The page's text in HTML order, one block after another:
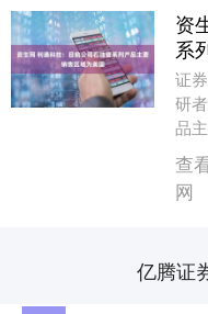
资
系
证
研
品
查
网
亿腾证